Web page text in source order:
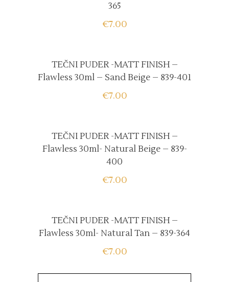
365
€7.00
TEČNI PUDER -MATT FINISH –
Flawless 30ml – Sand Beige – 839-401
€7.00
TEČNI PUDER -MATT FINISH –
Flawless 30ml- Natural Beige – 839-
400
€7.00
TEČNI PUDER -MATT FINISH –
Flawless 30ml- Natural Tan – 839-364
€7.00